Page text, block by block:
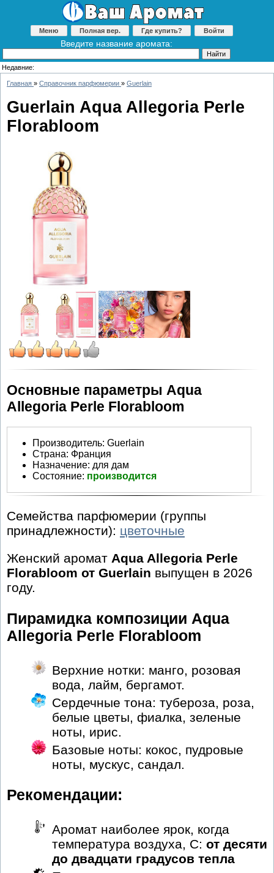
Меню Полная вер. Где купить? Войти
Введите название аромата:
Недавние:
Главная » Справочник парфюмерии » Guerlain
Guerlain Aqua Allegoria Perle
Florabloom
Основные параметры Aqua
Allegoria Perle Florabloom
Производитель: Guerlain
Страна: Франция
Назначение: для дам
Состояние: производится
Семейства парфюмерии (группы
принадлежности): цветочные
Женский аромат Aqua Allegoria Perle
Florabloom от Guerlain выпущен в 2026
году.
Пирамидка композиции Aqua
Allegoria Perle Florabloom
Верхние нотки: манго, розовая
вода, лайм, бергамот.
Сердечные тона: тубероза, роза,
белые цветы, фиалка, зеленые
ноты, ирис.
Базовые ноты: кокос, пудровые
ноты, мускус, сандал.
Рекомендации:
Аромат наиболее ярок, когда
температура воздуха, С: от десяти
до двадцати градусов тепла